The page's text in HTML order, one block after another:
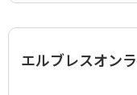
エルブレスオン